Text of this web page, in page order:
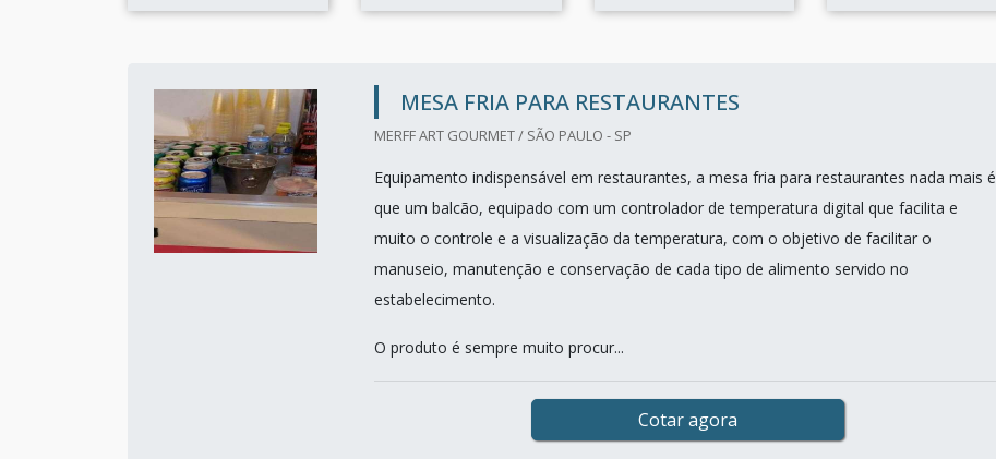
MESA FRIA PARA RESTAURANTES
MERFF ART GOURMET / SÃO PAULO - SP
Equipamento indispensável em restaurantes, a mesa fria para restaurantes nada mais é
que um balcão, equipado com um controlador de temperatura digital que facilita e
muito o controle e a visualização da temperatura, com o objetivo de facilitar o
manuseio, manutenção e conservação de cada tipo de alimento servido no
estabelecimento.
O produto é sempre muito procur...
Cotar agora